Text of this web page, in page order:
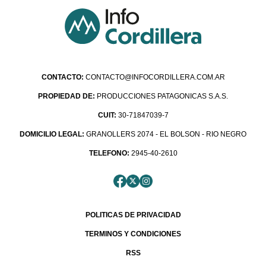
CONTACTO: CONTACTO@INFOCORDILLERA.COM.AR
PROPIEDAD DE: PRODUCCIONES PATAGONICAS S.A.S.
CUIT: 30-71847039-7
DOMICILIO LEGAL: GRANOLLERS 2074 - EL BOLSON - RIO NEGRO
TELEFONO: 2945-40-2610
POLITICAS DE PRIVACIDAD
TERMINOS Y CONDICIONES
RSS